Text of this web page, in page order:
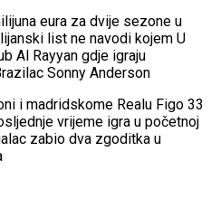
eura za dvije sezone u
list ne navodi kojem U
Al Rayyan gdje igraju
Sonny Anderson
i madridskome Realu Figo 33
vrijeme igra u početnoj
zabio dva zgoditka u